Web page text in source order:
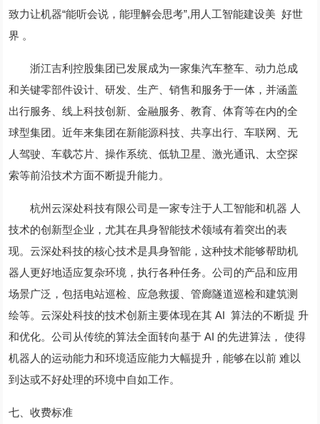
致力让机器“能听会说，能理解会思考”,用人工智能建设美 好世
界 。
浙江吉利控股集团已发展成为一家集汽车整车、动力总成
和关键零部件设计、研发、生产、销售和服务于一体，并涵盖
出行服务、线上科技创新、金融服务、教育、体育等在内的全
球型集团。近年来集团在新能源科技、共享出行、车联网、无
人驾驶、车载芯片、操作系统、低轨卫星、激光通讯、太空探
索等前沿技术方面不断提升能力。
杭州云深处科技有限公司是一家专注于人工智能和机器 人
技术的创新型企业，尤其在具身智能技术领域有着突出的表
现。云深处科技的核心技术是具身智能，这种技术能够帮助机
器人更好地适应复杂环境，执行各种任务。公司的产品和应用
场景广泛，包括电站巡检、应急救援、管廊隧道巡检和建筑测
绘等。云深处科技的技术创新主要体现在其 AI 算法的不断提 升
和优化。公司从传统的算法全面转向基于 AI 的先进算法， 使得
机器人的运动能力和环境适应能力大幅提升，能够在以前 难以
到达或不好处理的环境中自如工作。
七、收费标准